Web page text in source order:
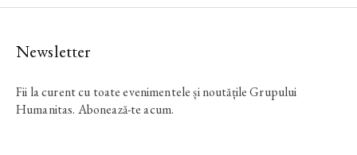
Newsletter
Fii la curent cu toate evenimentele și noutățile Grupului
Humanitas. Abonează-te acum.